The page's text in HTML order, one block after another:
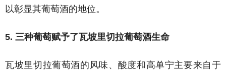
以彰显其葡萄酒的地位。
5. 三种葡萄赋予了瓦坡里切拉葡萄酒生命
瓦坡里切拉葡萄酒的风味、酸度和高单宁主要来自于